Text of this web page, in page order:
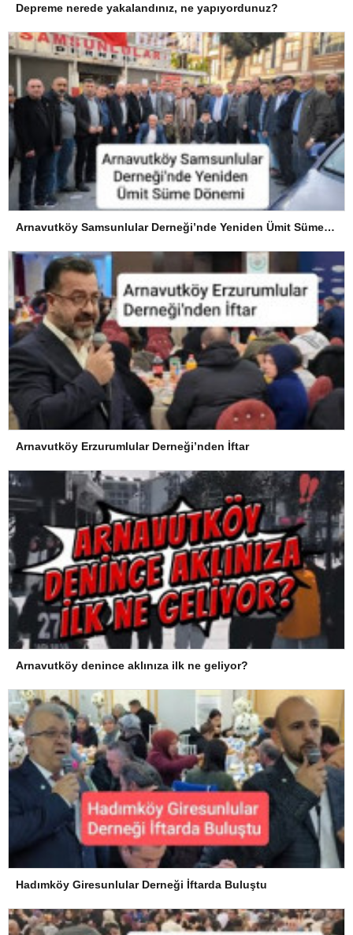
Depreme nerede yakalandınız, ne yapıyordunuz?
Arnavutköy Samsunlular Derneği’nde Yeniden Ümit Süme Dönemi
Arnavutköy Erzurumlular Derneği’nden İftar
Arnavutköy denince aklınıza ilk ne geliyor?
Hadımköy Giresunlular Derneği İftarda Buluştu